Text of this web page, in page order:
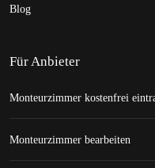
Blog
Für Anbieter
Monteurzimmer kostenfrei
Monteurzimmer bearbeiten